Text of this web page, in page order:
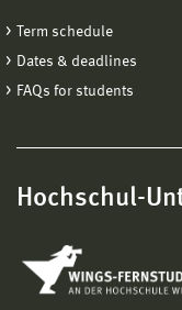
Term schedule
Dates & deadlines
FAQs for students
Hochschul-